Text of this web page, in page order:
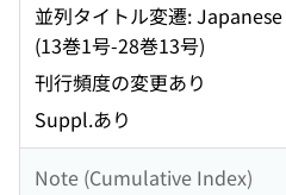
並列タイトル変遷:
(13巻1号-28巻13号)
刊行頻度の変更あり
Suppl.あり
Note (Cumulative Index)